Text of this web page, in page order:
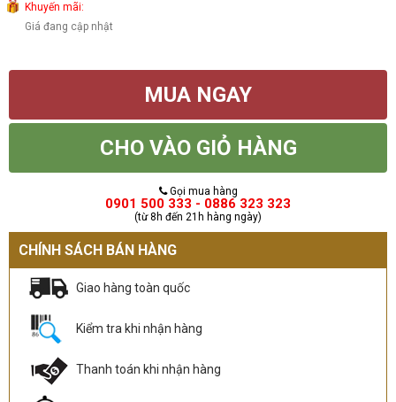
Khuyến mãi:
Giá đang cập nhật
MUA NGAY
CHO VÀO GIỎ HÀNG
Gọi mua hàng
0901 500 333 - 0886 323 323
(từ 8h đến 21h hàng ngày)
CHÍNH SÁCH BÁN HÀNG
Giao hàng toàn quốc
Kiểm tra khi nhận hàng
Thanh toán khi nhận hàng